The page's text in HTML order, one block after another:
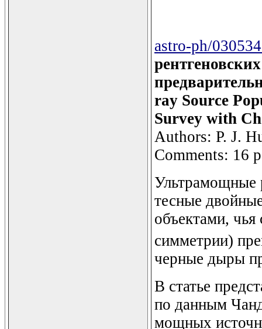
astro-ph/
ray Source
Survey with
Authors: P. J.
Comments: 16
Ультрамощные
тесные
объектами,
симметрии)
черные дыры
В статье
по данным
мощных